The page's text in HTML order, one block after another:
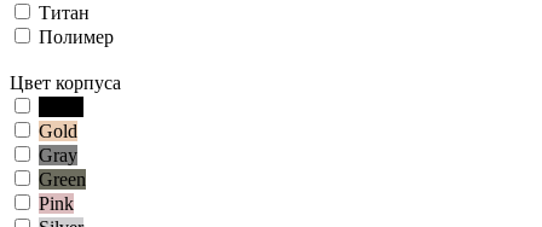
Титан
Полимер
Цвет корпуса
Gold
Gray
Green
Pink